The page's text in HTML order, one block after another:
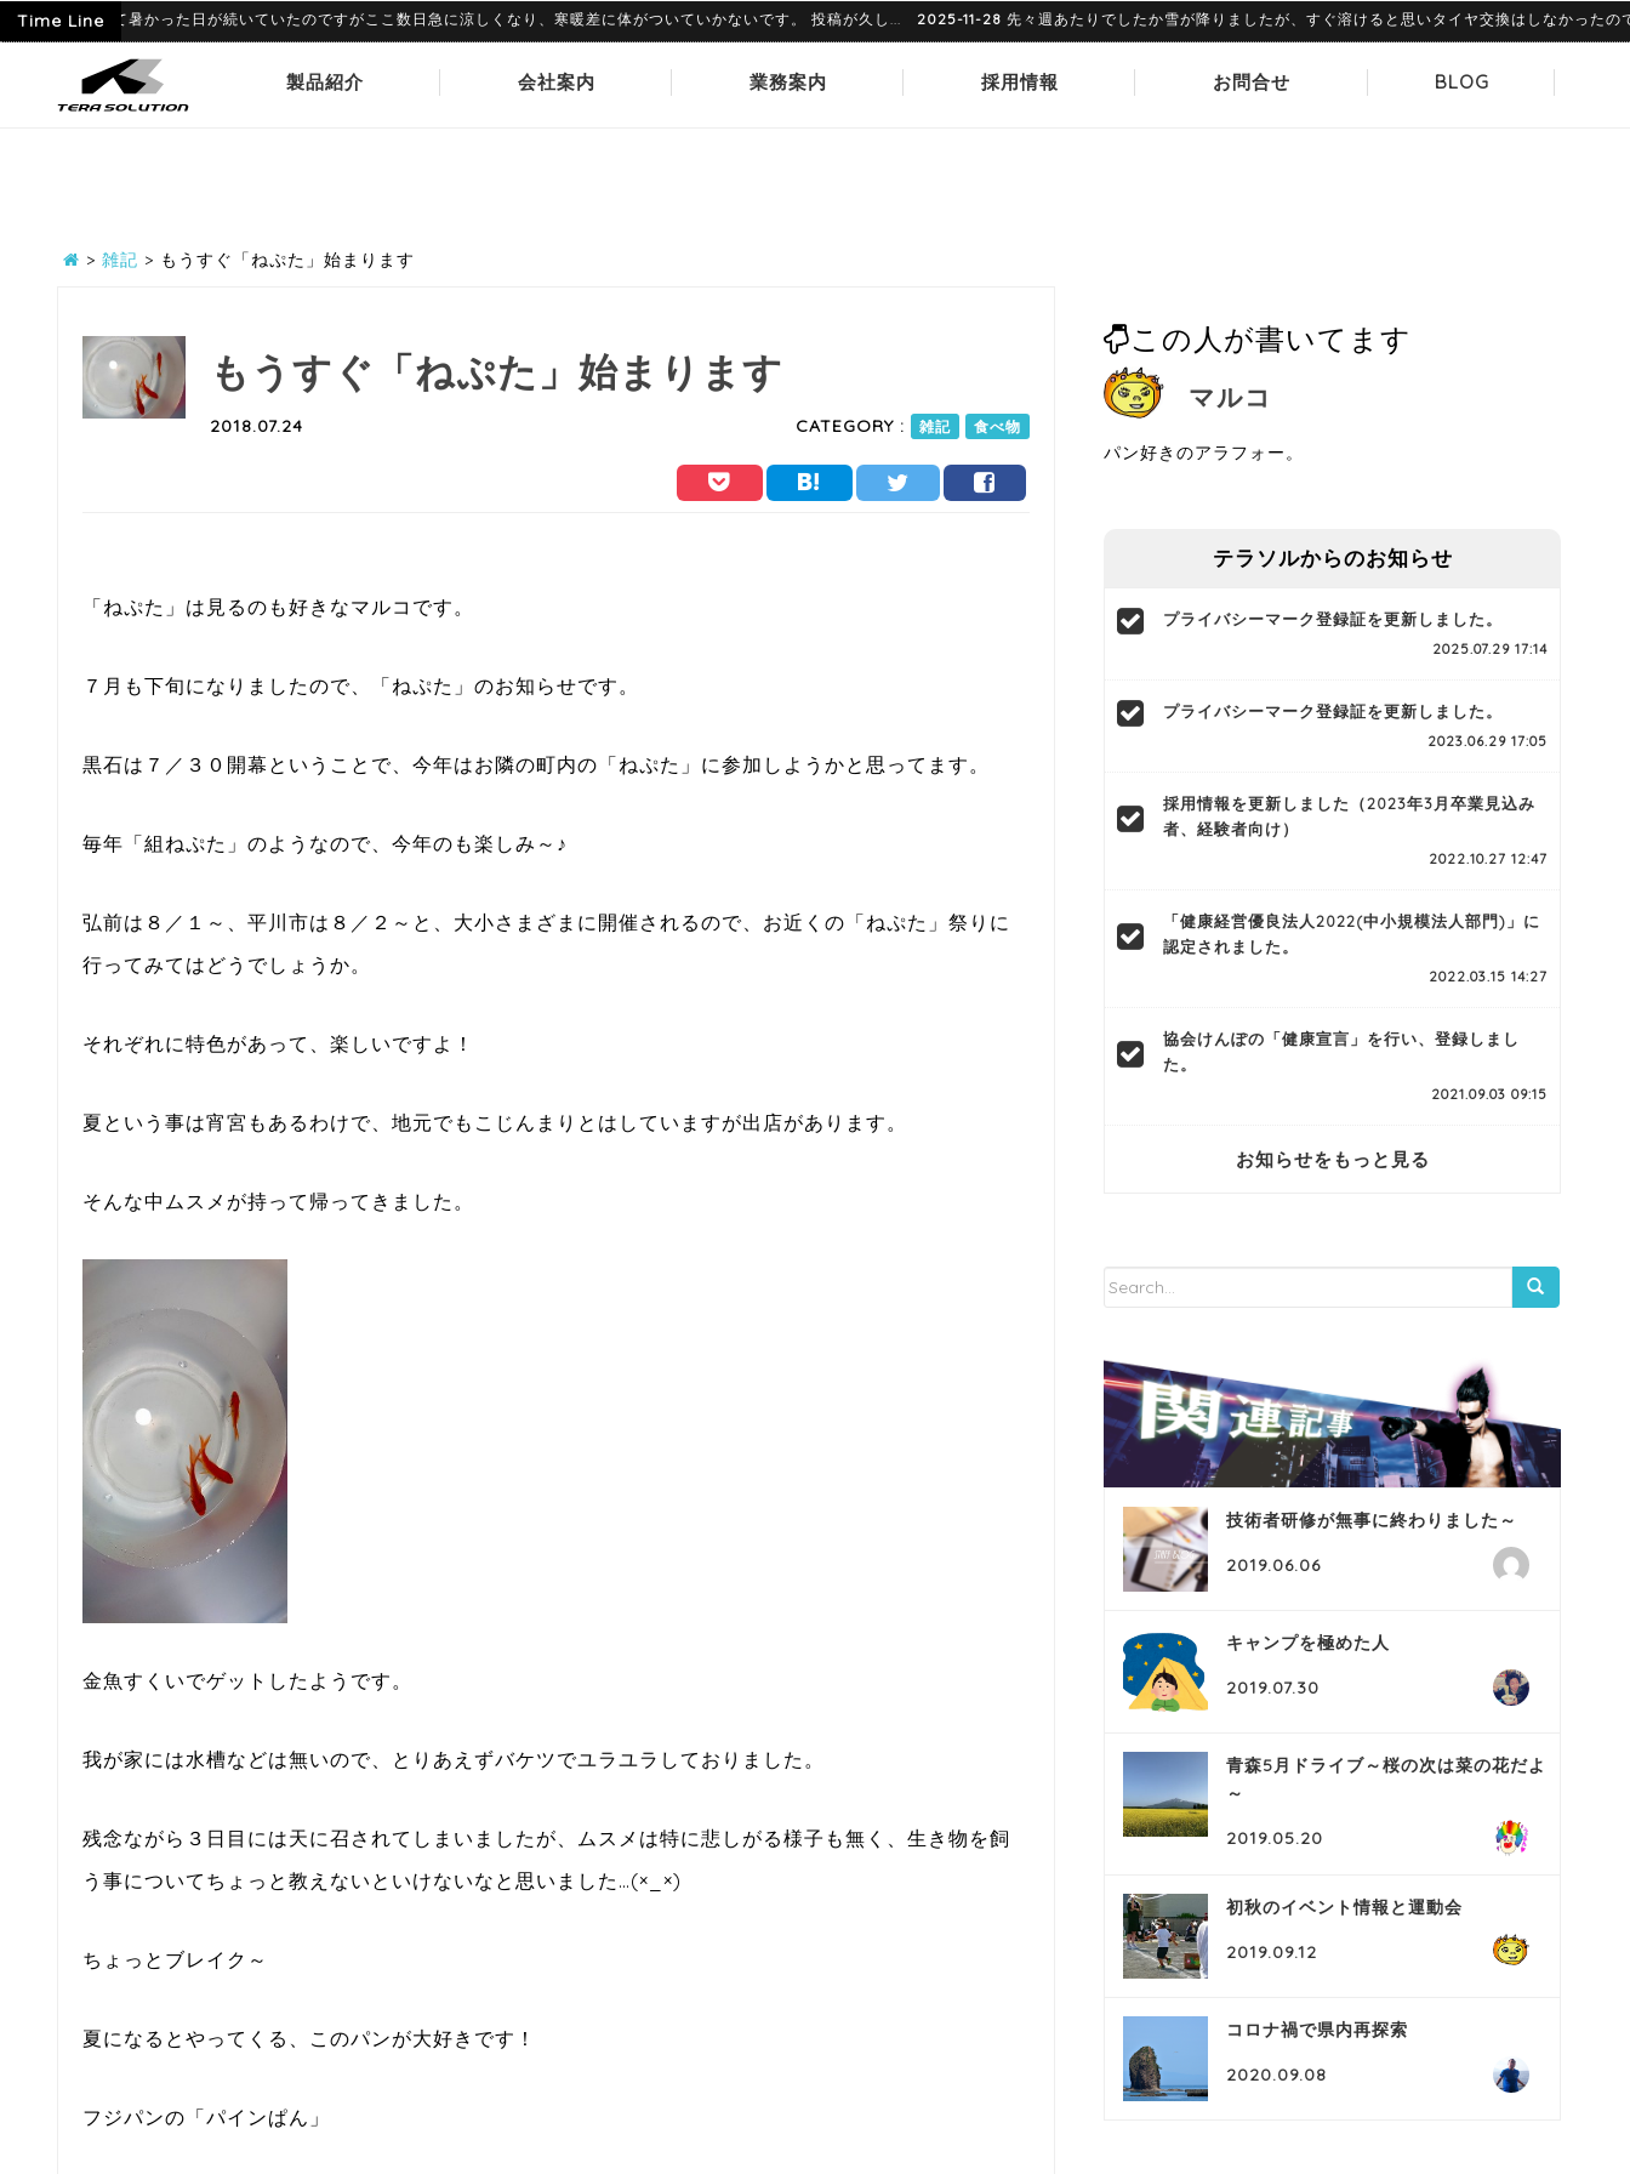
Time Line
6月に入って暑かった日が続いていたのですがここ数日急に涼しくなり、寒暖差に体がついていかないです。 投稿が久し... 2025-11-28 先々週あたりでしたか雪が降りましたが、すぐ溶けると思いタイヤ交換はしなかったのです
製品紹介 会社案内 業務案内 採用情報 お問合せ BLOG
> 雑記 > もうすぐ「ねぷた」始まります
もうすぐ「ねぷた」始まります
2018.07.24 CATEGORY : 雑記 食べ物
「ねぷた」は見るのも好きなマルコです。
７月も下旬になりましたので、「ねぷた」のお知らせです。
黒石は７／３０開幕ということで、今年はお隣の町内の「ねぷた」に参加しようかと思ってます。
毎年「組ねぷた」のようなので、今年のも楽しみ～♪
弘前は８／１～、平川市は８／２～と、大小さまざまに開催されるので、お近くの「ねぷた」祭りに
行ってみてはどうでしょうか。
それぞれに特色があって、楽しいですよ！
夏という事は宵宮もあるわけで、地元でもこじんまりとはしていますが出店があります。
そんな中ムスメが持って帰ってきました。
金魚すくいでゲットしたようです。
我が家には水槽などは無いので、とりあえずバケツでユラユラしておりました。
残念ながら３日目には天に召されてしまいましたが、ムスメは特に悲しがる様子も無く、生き物を飼
う事についてちょっと教えないといけないなと思いました…(×_×)
ちょっとブレイク～
夏になるとやってくる、このパンが大好きです！
フジパンの「パインぱん」
この人が書いてます
マルコ
パン好きのアラフォー。
テラソルからのお知らせ
プライバシーマーク登録証を更新しました。
2025.07.29 17:14
プライバシーマーク登録証を更新しました。
2023.06.29 17:05
採用情報を更新しました（2023年3月卒業見込み
者、経験者向け）
2022.10.27 12:47
「健康経営優良法人2022(中小規模法人部門)」に
認定されました。
2022.03.15 14:27
協会けんぽの「健康宣言」を行い、登録しまし
た。
2021.09.03 09:15
お知らせをもっと見る
技術者研修が無事に終わりました～
2019.06.06
キャンプを極めた人
2019.07.30
青森5月ドライブ～桜の次は菜の花だよ
～
2019.05.20
初秋のイベント情報と運動会
2019.09.12
コロナ禍で県内再探索
2020.09.08